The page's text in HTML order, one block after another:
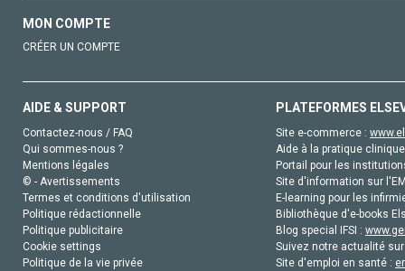
MON COMPTE
CRÉER UN COMPTE
AIDE & SUPPORT
Contactez-nous / FAQ
Qui sommes-nous ?
Mentions légales
© - Avertissements
Termes et conditions d'utilisation
Politique rédactionnelle
Politique publicitaire
Cookie settings
Politique de la vie privée
PLATEFORMES
Site e-commerce :
Aide à la pratique
Portail pour les
Site d'information sur
E-learning pour les
Bibliothèque d'e-books
Blog special IFSI :
Suivez notre actualité
Site d'emploi en santé :